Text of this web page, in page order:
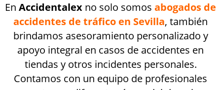
En Accidentalex no solo somos abogados de
accidentes de tráfico en Sevilla, también
brindamos asesoramiento personalizado y
apoyo integral en casos de accidentes en
tiendas y otros incidentes personales.
Contamos con un equipo de profesionales